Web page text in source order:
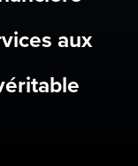
aux